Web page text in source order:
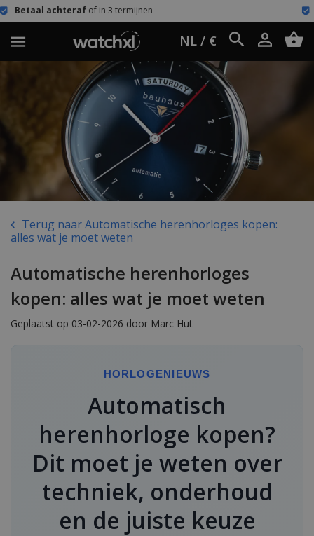
3 termijnen 60
NL / €
Terug naar Automatische herenhorloges kopen:
alles wat je moet weten
Automatische herenhorloges
kopen: alles wat je moet weten
Geplaatst op 03-02-2026 door Marc Hut
HORLOGENIEUWS
Automatisch
herenhorloge kopen?
Dit moet je weten over
techniek, onderhoud
en de juiste keuze